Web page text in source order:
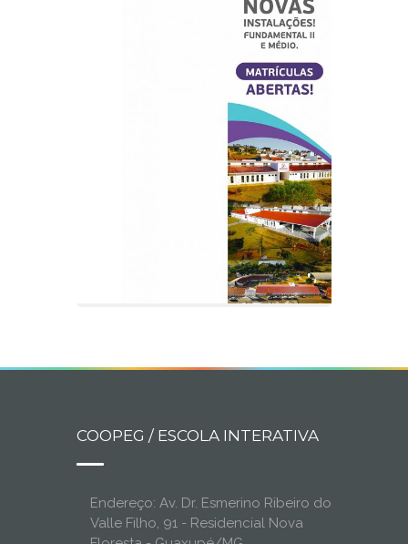
COOPEG / ESCOLA INTERATIVA
Endereço: Av. Dr. Esmerino Ribeiro do
Valle Filho, 91 - Residencial Nova